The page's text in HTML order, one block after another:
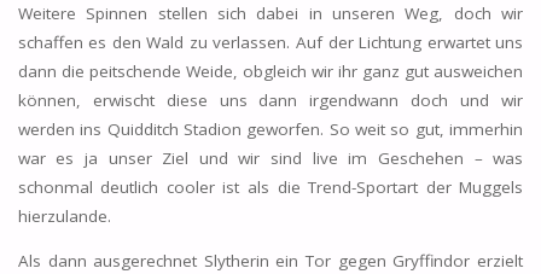
Weitere Spinnen stellen sich dabei in unseren Weg, doch wir
schaffen es den Wald zu verlassen. Auf der Lichtung erwartet uns
dann die peitschende Weide, obgleich wir ihr ganz gut ausweichen
können, erwischt diese uns dann irgendwann doch und wir
werden ins Quidditch Stadion geworfen. So weit so gut, immerhin
war es ja unser Ziel und wir sind live im Geschehen – was
schonmal deutlich cooler ist als die Trend-Sportart der Muggels
hierzulande.
Als dann ausgerechnet Slytherin ein Tor gegen Gryffindor erzielt